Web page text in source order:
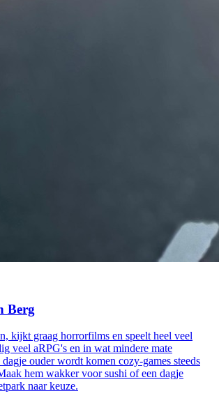
Berg
kijkt graag horrorfilms en speelt heel veel
veel aRPG's en in wat mindere mate
ouder wordt komen cozy-games steeds
hem wakker voor sushi of een dagje
naar keuze.